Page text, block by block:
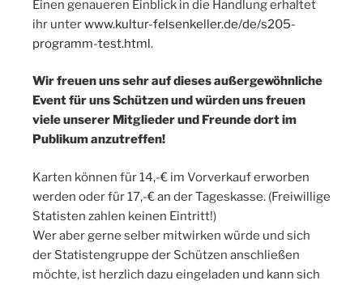
Einen genaueren Einblick in die Handlung erhaltet
ihr unterwww.kultur-felsenkeller.de/de/s205-
programm-test.html.
Wir freuen uns sehr auf dieses außergewöhnliche
Event für uns Schützen und würden uns freuen
viele unserer Mitglieder und Freunde dort im
Publikum anzutreffen!
Karten können für 14,-€ im Vorverkauf erworben
werden oder für 17,-€ an der Tageskasse. (Freiwillige
Statisten zahlen keinen Eintritt!)
Wer aber gerne selber mitwirken würde und sich
der Statistengruppe der Schützen anschließen
möchte, ist herzlich dazu eingeladen und kann sich